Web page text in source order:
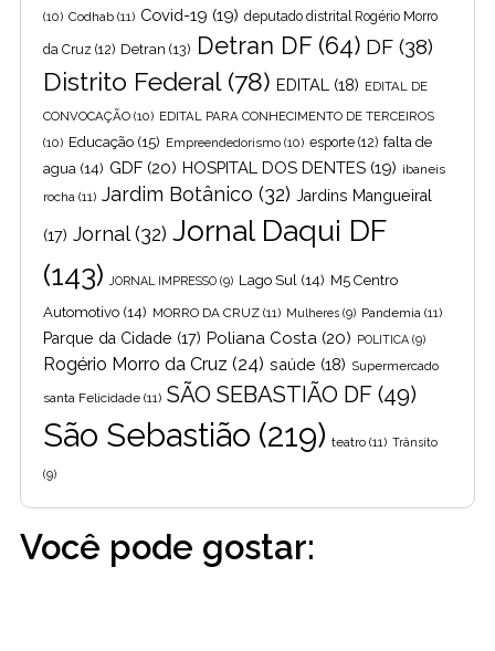
(10) Codhab (11) Covid-19 (19) deputado distrital Rogério Morro
da Cruz (12) Detran (13) Detran DF(64) DF (38)
Distrito Federal(78) EDITAL (18) EDITAL DE
CONVOCAÇÃO (10) EDITAL PARA CONHECIMENTO DE TERCEIROS
(10) Educação (15) Empreendedorismo (10) esporte (12) falta de
agua (14) GDF (20) HOSPITAL DOS DENTES (19) ibaneis
rocha (11) Jardim Botânico (32) Jardins Mangueiral
(17) Jornal(32) Jornal Daqui DF
(143)
JORNAL IMPRESSO (9) Lago Sul (14) M5 Centro
Automotivo (14) MORRO DA CRUZ (11) Mulheres (9) Pandemia (11)
Parque da Cidade (17) Poliana Costa (20) POLITICA (9)
Rogério Morro da Cruz (24) saúde (18) Supermercado
santa Felicidade (11) SÃO SEBASTIÃO DF (49)
São Sebastião (219) teatro (11) Trânsito
(9)
Você pode gostar: